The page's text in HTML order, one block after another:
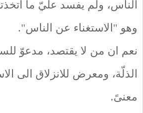
الناس، ولم يفسد عليّ ما
وهو "الاستغناء عن الناس".
نعم ان من لا يقتصد، مدعوّ
الذلّة، ومعرض للانزلاق الى
معنىً.